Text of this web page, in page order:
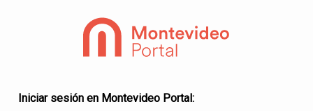
Iniciar sesión en Montevideo Portal: